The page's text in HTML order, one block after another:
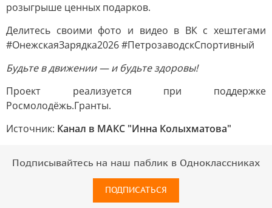
розыгрыше ценных подарков.
Делитесь своими фото и видео в ВК с хештегами
#ОнежскаяЗарядка2026 #ПетрозаводскСпортивный
Будьте в движении — и будьте здоровы!
Проект реализуется при поддержке
Росмолодёжь.Гранты.
Источник: Канал в МАКС "Инна Колыхматова"
Подписывайтесь на наш паблик в Одноклассниках
ПОДПИСАТЬСЯ